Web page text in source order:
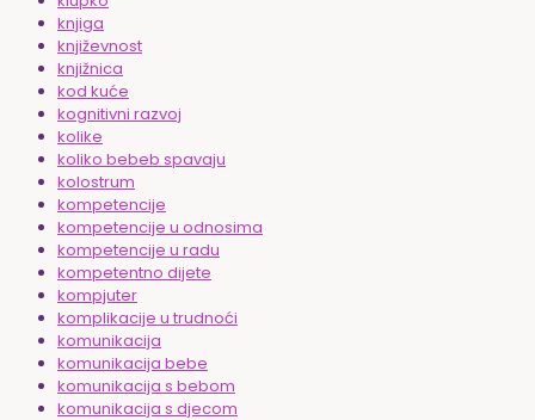
knjiga
književnost
knjižnica
kod kuće
kognitivni razvoj
kolike
koliko bebeb spavaju
kolostrum
kompetencije
kompetencije u odnosima
kompetencije u radu
kompetentno dijete
kompjuter
komplikacije u trudnoći
komunikacija
komunikacija bebe
komunikacija s bebom
komunikacija s djecom